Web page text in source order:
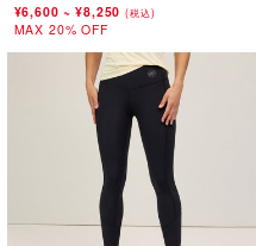
¥6,600~ ¥8,250(税込)
MAX 20% OFF